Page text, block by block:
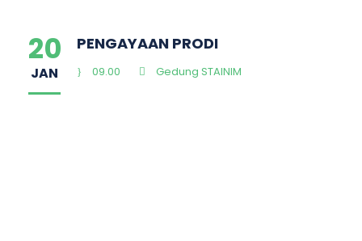
20
JAN
PENGAYAAN PRODI
09.00 Gedung STAINIM